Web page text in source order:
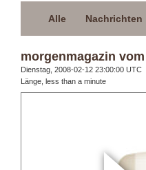
Alle Nachrichten
morgenmagazin
Dienstag, 2008-02-12 23:00:00 UTC
Länge, less than a minute